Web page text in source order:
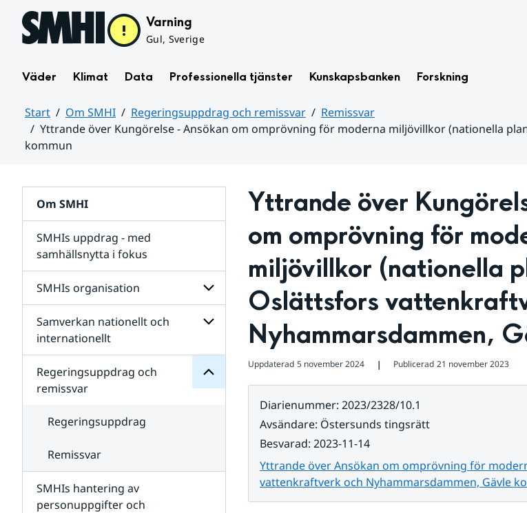
Hoppa till sidans innehåll Varning
Gul, Sverige
Väder Klimat Data Professionella tjänster Kunskapsbanken Forskning
Start Om SMHI Regeringsuppdrag och remissvar
Remissvar
Yttrande över Kungörelse - Ansökan om omprövning för moderna miljövillkor (nationella
kommun
Om SMHI
SMHIs uppdrag - med
samhällsnytta i fokus
SMHIs organisation
Undersidor
organisation
Samverkan nationellt och
internationellt
Undersidor
för
Samverkan
internationellt
Regeringsuppdrag och
remissvar
för
Regeringsuppdrag
remissvar
Regeringsuppdrag
Remissvar
SMHIs hantering av
personuppgifter och
Yttrande över
om omprövning för
miljövillkor (nationella
Oslättsfors
Nyhammarsdammen,
Uppdaterad 5 november 2024 ❘ Publicerad 21 november 2023
Diarienummer: 2023/2328/10.1
Avsändare: Östersunds tingsrätt
Besvarad: 2023-11-14
Yttrande över Ansökan om omprövning för
vattenkraftverk och Nyhammarsdammen, Gävle